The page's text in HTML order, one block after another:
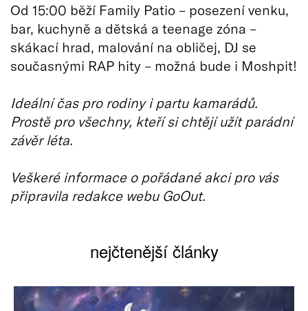
Od 15:00 běží Family Patio – posezení venku,
bar, kuchyně a dětská a teenage zóna –
skákací hrad, malování na obličej, DJ se
současnými RAP hity – možná bude i Moshpit!
Ideální čas pro rodiny i partu kamarádů.
Prostě pro všechny, kteří si chtějí užít parádní
závěr léta.
Veškeré informace o pořádané akci pro vás
připravila redakce webu GoOut.
nejčtenější články